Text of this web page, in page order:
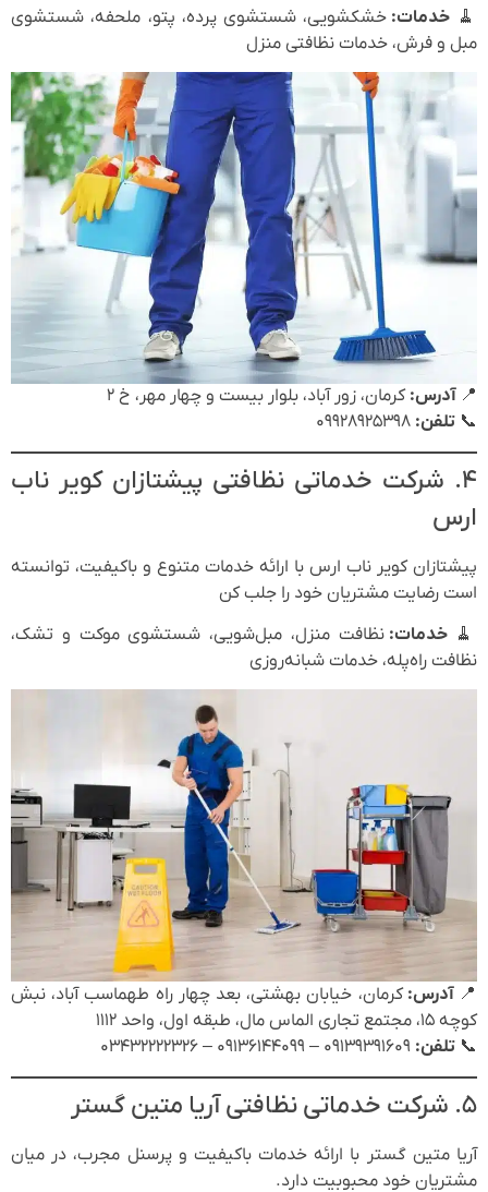
🧹 خدمات: خشکشویی، شستشوی پرده، پتو، ملحفه، شستشوی
مبل و فرش، خدمات نظافتی منزل
📍آدرس: کرمان، زور آباد، بلوار بیست و چهار مهر، خ ۲
📞 تلفن:
۴. شرکت خدماتی نظافتی پیشتازان کویر ناب
ارس
پیشتازان کویر ناب ارس با ارائه خدمات متنوع و باکیفیت، توانسته
است رضایت مشتریان خود را جلب کن
🧹خدمات: نظافت منزل، مبل‌شویی، شستشوی موکت و تشک،
نظافت راه‌پله، خدمات شبانه‌روزی
📍آدرس: کرمان، خیابان بهشتی، بعد چهار راه طهماسب آباد، نبش
کوچه ۱۵، مجتمع تجاری الماس مال، طبقه اول، واحد ۱۱۱۲
📞 تلفن:
۵. شرکت خدماتی نظافتی آریا متین گستر
آریا متین گستر با ارائه خدمات باکیفیت و پرسنل مجرب، در میان
مشتریان خود محبوبیت دارد.